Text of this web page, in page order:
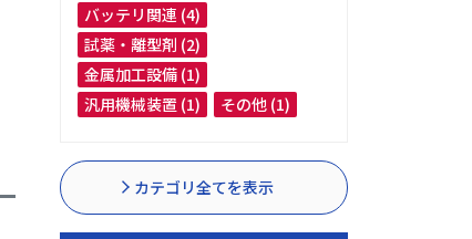
バッテリ関連 (4)
試薬・離型剤 (2)
金属加工設備 (1)
汎用機械装置 (1)
その他 (1)
カテゴリ全てを表示